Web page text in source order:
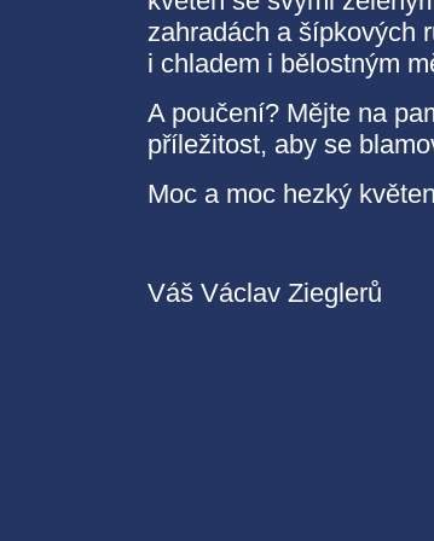
zahradách a šípkových
i chladem i bělostným
A poučení? Mějte na
příležitost, aby se
Moc a moc hezký
Váš Václav Zieglerů